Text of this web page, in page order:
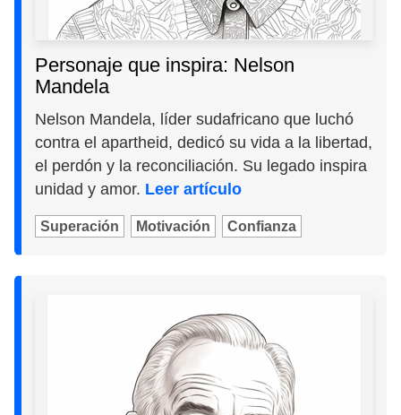
Personaje que inspira: Nelson
Mandela
Nelson Mandela, líder sudafricano que luchó
contra el apartheid, dedicó su vida a la libertad,
el perdón y la reconciliación. Su legado inspira
unidad y amor. Leer artículo
Superación Motivación Confianza